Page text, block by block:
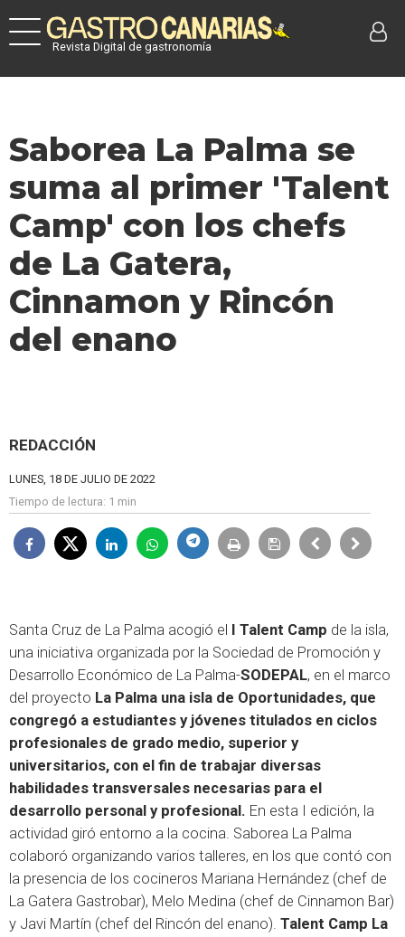
Revista Digital de gastronomía
Saborea La Palma se
suma al primer 'Talent
Camp' con los chefs
de La Gatera,
Cinnamon y Rincón
del enano
REDACCIÓN
LUNES, 18 DE JULIO DE 2022
Tiempo de lectura: 1 min
Santa Cruz de La Palma acogió el I Talent Camp de la isla,
una iniciativa organizada por la Sociedad de Promoción y
Desarrollo Económico de La Palma-SODEPAL, en el marco
del proyecto La Palma una isla de Oportunidades, que
congregó a estudiantes y jóvenes titulados en ciclos
profesionales de grado medio, superior y
universitarios, con el fin de trabajar diversas
habilidades transversales necesarias para el
desarrollo personal y profesional. En esta I edición, la
actividad giró entorno a la cocina. Saborea La Palma
colaboró organizando varios talleres, en los que contó con
la presencia de los cocineros Mariana Hernández (chef de
La Gatera Gastrobar), Melo Medina (chef de Cinnamon Bar)
y Javi Martín (chef del Rincón del enano). Talent Camp La